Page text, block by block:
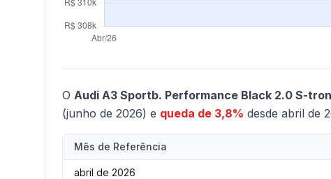
O Audi A3 Sportb. Performance Black 2.0 S-
(junho de 2026) e queda de 3,8% desde abril de
Mês de Referência
abril de 2026